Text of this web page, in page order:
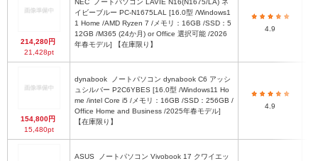
214,280円
21,428pt
NEC
イビーブルー PC-N1675LAL [16.0型 /Windows1
1 Home /AMD Ryzen 7 /メモリ：16GB /SSD：5
12GB /M365 (24か月) or Office 選択可能 /2026
年春モデル] 【在庫限り】
4.9
154,800円
15,480pt
dynabook
ュシルバー P2C6YBES [16.0型 /Windows11 Ho
me /intel Core i5 /メモリ：16GB /SSD：256GB /
Office Home and Business /2025年春モデル]
【在庫限り】
4.9
ASUS